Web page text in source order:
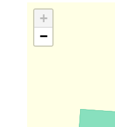
+
−